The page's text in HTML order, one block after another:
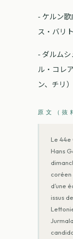
- ケルン
ス・バリ
- ダルム
ル・コレ
ン、チリ）
原文（抜
Le 44e
Hans
coréen
d’une
issus